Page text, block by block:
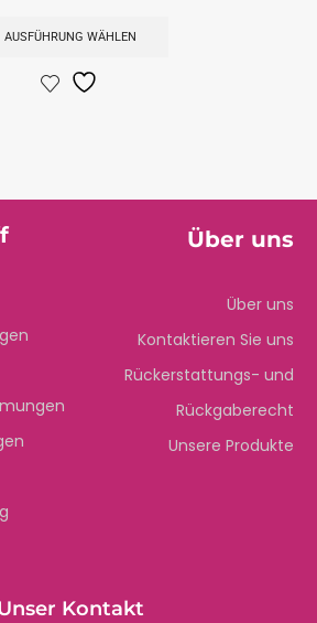
AUSFÜHRUNG WÄHLEN
Über uns
Über uns
Kontaktieren Sie uns
Rückerstattungs- und
Rückgaberecht
Unsere Produkte
Kontakt